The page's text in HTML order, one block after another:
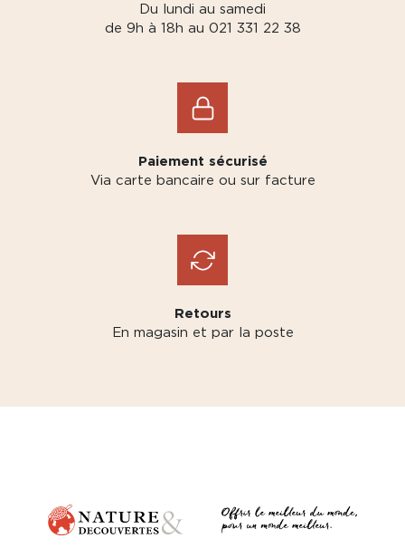
Du lundi au samedi
de 9h à 18h au 021 331 22 38
Paiement sécurisé
Via carte bancaire ou sur facture
Retours
En magasin et par la poste